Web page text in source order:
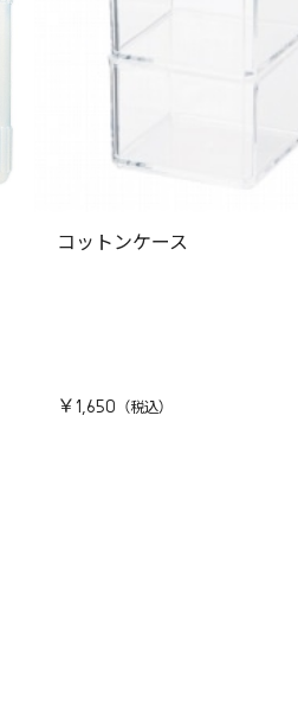
コットンケース
￥1,650